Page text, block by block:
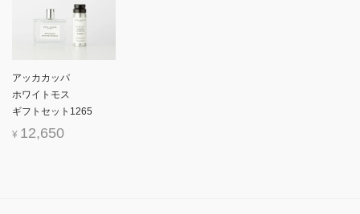
アッカカッパ
ホワイトモス
ギフトセット1265
¥ 12,650